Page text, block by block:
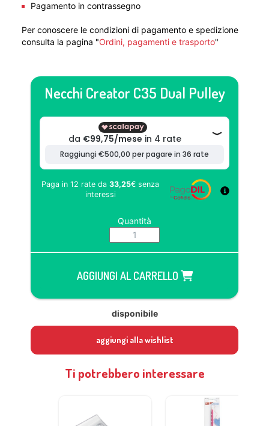
Pagamento in contrassegno
Per conoscere le condizioni di pagamento e spedizione
consulta la pagina "Ordini, pagamenti e trasporto"
Necchi Creator C35 Dual Pulley
Paga in 12 rate da 33,25€ senza
interessi
Quantità
AGGIUNGI AL CARRELLO
disponibile
aggiungi alla wishlist
Ti potrebbero interessare